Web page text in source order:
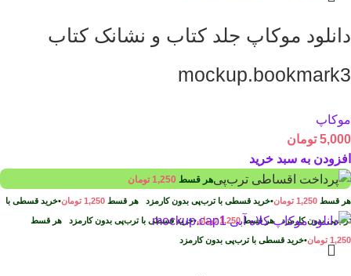
دانلود موکاپ جلد کتاب و نشانک کتاب
mockup.bookmark3
موکاپ
5,000 تومان
افزودن به سبد خرید
هر قسط 1,250 تومان
هر قسط 1,250 تومان•خرید قسطی با ترب‌پی بدون کارمزد هر قسط 1,250 تومان•خرید قسطی با
ترب‌پی بدون کارمزدهر قسط1,250 تومان•خرید قسطی با ترب‌پی بدون کارمزد هر قسط
1,250 تومان•خرید قسطی با ترب‌پی بدون کارمزد